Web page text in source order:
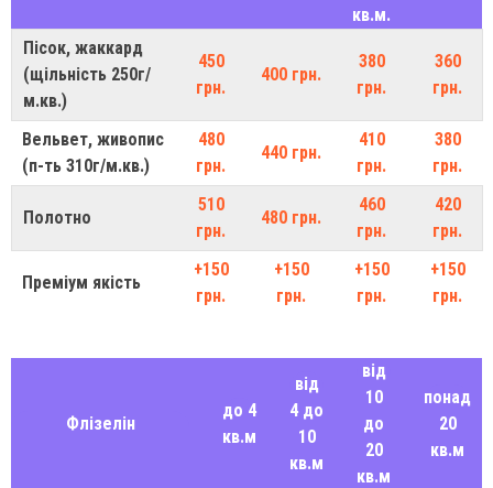
кв.м.
Пісок, жаккард
(щільність 250г/
м.кв.)
450
грн.
400 грн.
380
грн.
360
грн.
Вельвет, живопис
(п-ть 310г/м.кв.)
480
грн.
440 грн.
410
грн.
380
грн.
Полотно
510
грн.
480 грн.
460
грн.
420
грн.
Преміум якість
+150
грн.
+150
грн.
+150
грн.
+150
грн.
Флізелін
до 4
кв.м
від
4 до
10
кв.м
від
10
до
20
кв.м
понад
20
кв.м